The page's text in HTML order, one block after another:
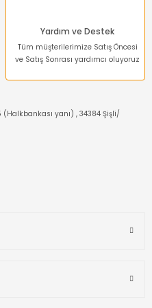
Yardım ve Destek
Tüm müşterilerimize Satış Öncesi
ve Satış Sonrası yardımcı oluyoruz
(Halkbankası yanı) , 34384 Şişli/